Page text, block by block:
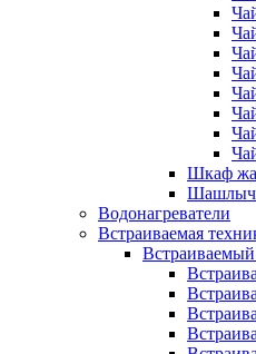
Шкаф
Водонагреватели
Встраиваемая